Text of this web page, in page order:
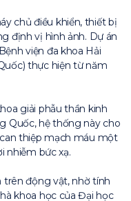
chủ điều khiển, thiết bị
định vị hình ảnh. Dự án
viện đa khoa Hải
thực hiện từ năm
giải phẫu thần kinh
Quốc, hệ thống này cho
thiệp mạch máu một
nhiễm bức xạ.
động vật, nhờ tính
khoa học của Đại học